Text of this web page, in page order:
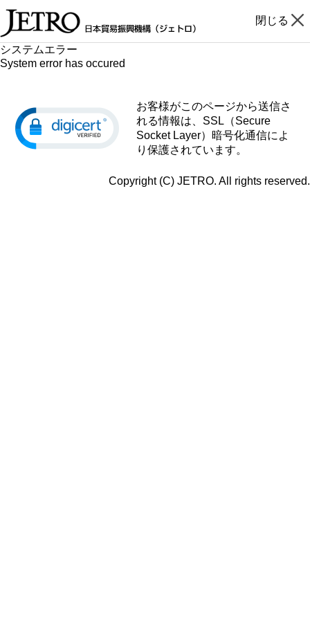
閉じる
システムエラー
System error has occured
お客様がこのページから送信さ
れる情報は、SSL（Secure
Socket Layer）暗号化通信によ
り保護されています。
Copyright (C) JETRO. All rights reserved.